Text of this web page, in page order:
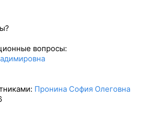
вопросы:
Пронина София Олеговна